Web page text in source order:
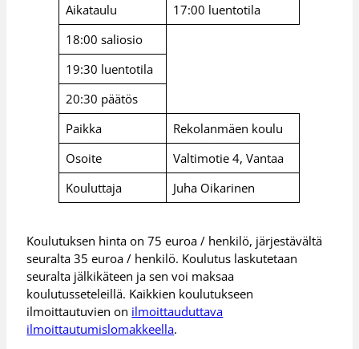
Aikataulu
17:00 luentotila
18:00 saliosio
19:30 luentotila
20:30 päätös
Paikka
Rekolanmäen koulu
Osoite
Valtimotie 4, Vantaa
Kouluttaja
Juha Oikarinen
Koulutuksen hinta on 75 euroa / henkilö, järjestävältä
seuralta 35 euroa / henkilö. Koulutus laskutetaan
seuralta jälkikäteen ja sen voi maksaa
koulutusseteleillä. Kaikkien koulutukseen
ilmoittautuvien on ilmoittauduttava
ilmoittautumislomakkeella.